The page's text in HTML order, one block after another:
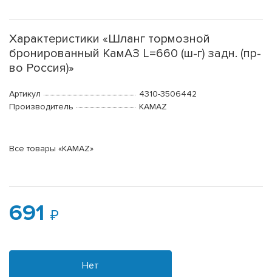
Характеристики «Шланг тормозной
бронированный КамАЗ L=660 (ш-г) задн. (пр-
во Россия)»
Артикул
4310-3506442
Производитель
KAMAZ
Все товары «KAMAZ»
691
Нет